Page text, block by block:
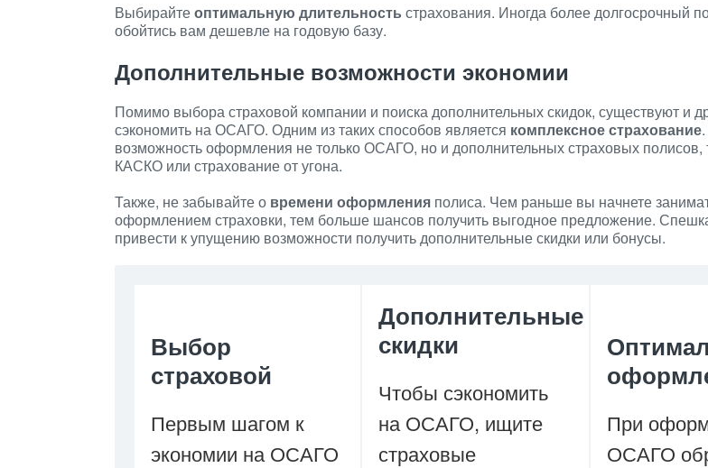
Выбирайтеоптимальную длительность страхования. Иногда более долгосрочный
обойтись вам дешевле на годовую базу.
Дополнительные возможности экономии
Помимо выбора страховой компании и поиска дополнительных скидок, существуют и
сэкономить на ОСАГО. Одним из таких способов является комплексное страхование
возможность оформления не только ОСАГО, но и дополнительных страховых полисов,
КАСКО или страхование от угона.
Также, не забывайте о времени оформления полиса. Чем раньше вы начнете
оформлением страховки, тем больше шансов получить выгодное предложение.
привести к упущению возможности получить дополнительные скидки или бонусы.
Выбор
страховой
Первым шагом к
экономии на ОСАГО
Дополнительные
скидки
Чтобы сэкономить
на ОСАГО, ищите
страховые
При
ОСАГО